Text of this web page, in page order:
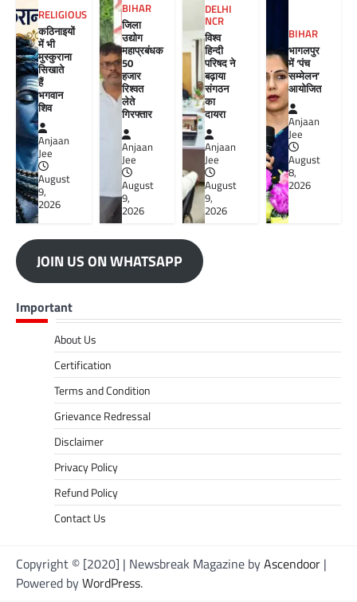
RELIGIOUS
कठिनाइयों
में भी
मुस्कुराना
सिखाते
हैं
भगवान
शिव
Anjaan
Jee
August
9,
2026
BIHAR
जिला
उद्योग
महाप्रबंधक
50
हजार
रिश्वत
लेते
गिरफ्तार
Anjaan
Jee
August
9,
2026
DELHI
NCR
विश्व
हिन्दी
परिषद ने
बढ़ाया
संगठन
का
दायरा
Anjaan
Jee
August
9,
2026
BIHAR
भागलपुर
में ‘पंच
सम्मेलन’
आयोजित
Anjaan
Jee
August
8,
2026
JOIN US ON WHATSAPP
Important
About Us
Certification
Terms and Condition
Grievance Redressal
Disclaimer
Privacy Policy
Refund Policy
Contact Us
Copyright © [2020] | Newsbreak Magazine byAscendoor |
Powered byWordPress.